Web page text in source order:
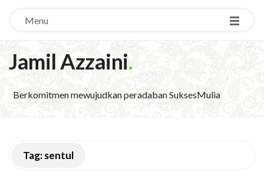
Menu
Jamil Azzaini.
Berkomitmen mewujudkan peradaban SuksesMulia
Tag:sentul